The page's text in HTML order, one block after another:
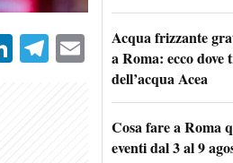
LinkedIn
Telegram
Email
Acqua frizzante
a Roma: ecco dove
dell’acqua Acea
Cosa fare a Roma
eventi dal 3 al 9